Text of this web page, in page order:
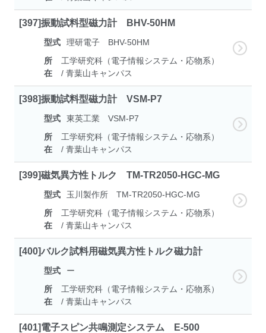
[397]振動試料型磁力計 BHV-50HM
型式
理研電子 BHV-50HM
所
在
工学研究科（電子情報システム・応物系）
/ 青葉山キャンパス
[398]振動試料型磁力計 VSM-P7
型式
東英工業 VSM-P7
所
在
工学研究科（電子情報システム・応物系）
/ 青葉山キャンパス
[399]磁気異方性トルク TM-TR2050-HGC-MG
型式
玉川製作所 TM-TR2050-HGC-MG
所
在
工学研究科（電子情報システム・応物系）
/ 青葉山キャンパス
[400]バルク試料用磁気異方性トルク磁力計
型式
ー
所
在
工学研究科（電子情報システム・応物系）
/ 青葉山キャンパス
[401]電子スピン共鳴測定システム E-500